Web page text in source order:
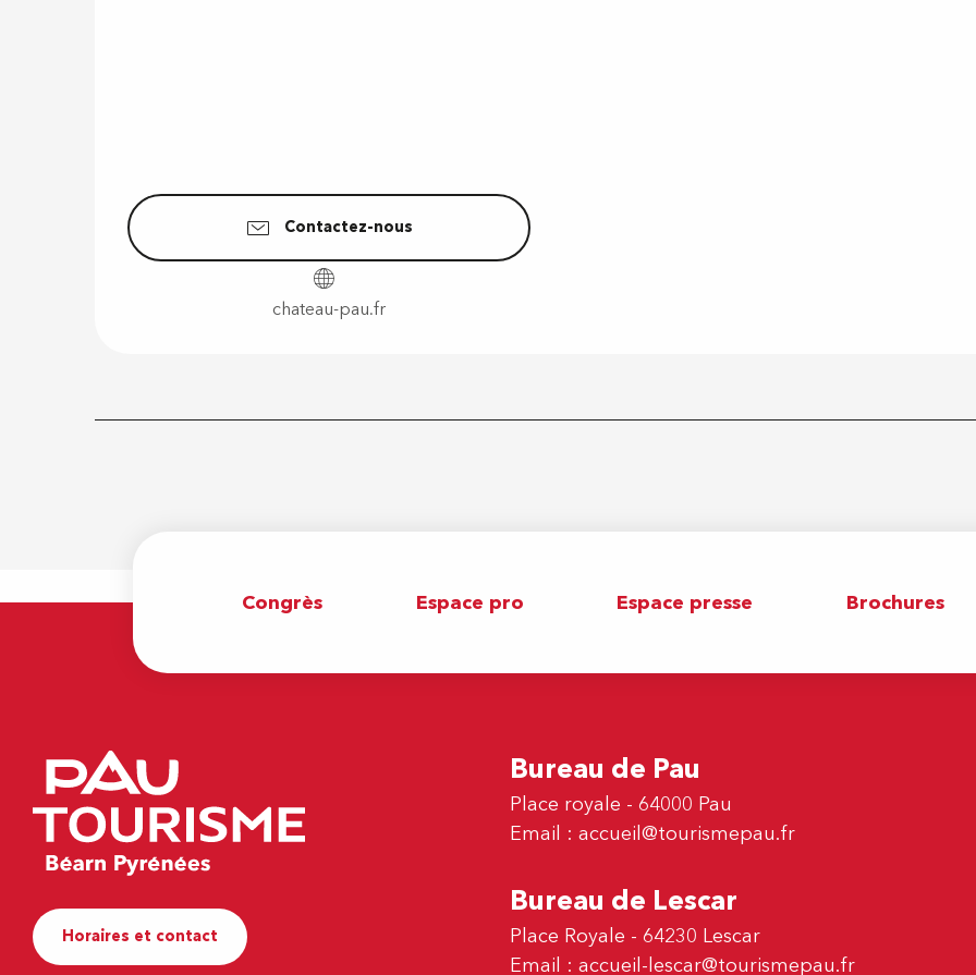
Contactez-nous
chateau-pau.fr
Congrès Espace pro Espace presse Brochures
Horaires et contact
Bureau de Pau
Place royale - 64000 Pau
Email : accueil@tourismepau.fr
Bureau de Lescar
Place Royale - 64230 Lescar
Email : accueil-lescar@tourismepau.fr